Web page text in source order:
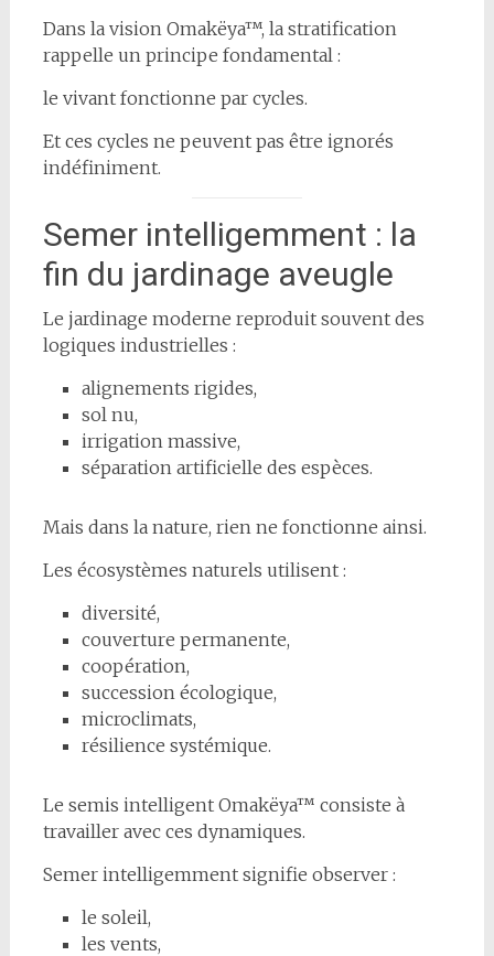
Dans la vision Omakëya™, la stratification
rappelle un principe fondamental :
le vivant fonctionne par cycles.
Et ces cycles ne peuvent pas être ignorés
indéfiniment.
Semer intelligemment : la
fin du jardinage aveugle
Le jardinage moderne reproduit souvent des
logiques industrielles :
alignements rigides,
sol nu,
irrigation massive,
séparation artificielle des espèces.
Mais dans la nature, rien ne fonctionne ainsi.
Les écosystèmes naturels utilisent :
diversité,
couverture permanente,
coopération,
succession écologique,
microclimats,
résilience systémique.
Le semis intelligent Omakëya™ consiste à
travailler avec ces dynamiques.
Semer intelligemment signifie observer :
le soleil,
les vents,